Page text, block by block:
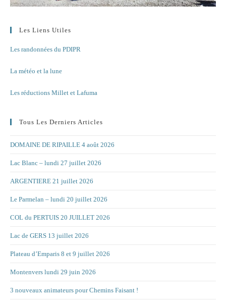
Les Liens Utiles
Les randonnées du PDIPR
La météo et la lune
Les réductions Millet et Lafuma
Tous Les Derniers Articles
DOMAINE DE RIPAILLE 4 août 2026
Lac Blanc – lundi 27 juillet 2026
ARGENTIERE 21 juillet 2026
Le Parmelan – lundi 20 juillet 2026
COL du PERTUIS 20 JUILLET 2026
Lac de GERS 13 juillet 2026
Plateau d’Emparis 8 et 9 juillet 2026
Montenvers lundi 29 juin 2026
3 nouveaux animateurs pour Chemins Faisant !